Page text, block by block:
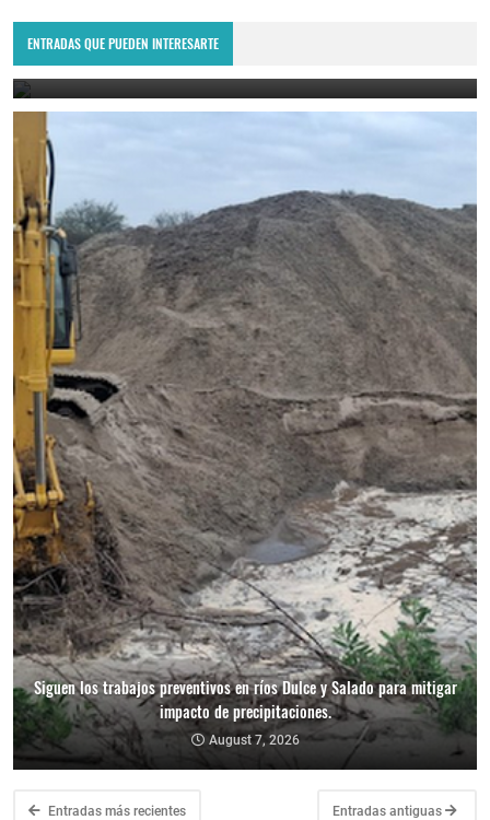
ENTRADAS QUE PUEDEN INTERESARTE
legales tras los hechos de violencia en las dependencias
municipales.
August 7, 2026
Siguen los trabajos preventivos en ríos Dulce y Salado para mitigar
impacto de precipitaciones.
August 7, 2026
Entradas más recientes Entradas antiguas